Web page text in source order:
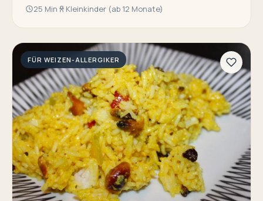
25 Min Kleinkinder (ab 12 Monate)
FÜR WEIZEN-ALLERGIKER